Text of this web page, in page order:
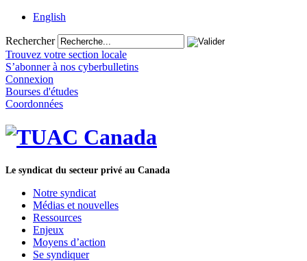
English
Rechercher
Trouvez votre section locale
S’abonner à nos cyberbulletins
Connexion
Bourses d'études
Coordonnées
Le syndicat du secteur privé au Canada
Notre syndicat
Médias et nouvelles
Ressources
Enjeux
Moyens d’action
Se syndiquer